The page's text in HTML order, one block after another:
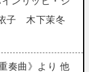
子 木下茉冬
奏曲》より 他